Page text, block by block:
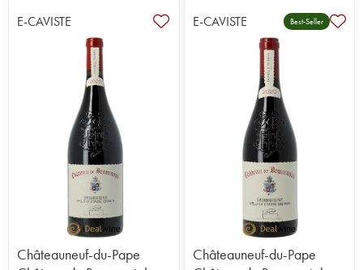
E-CAVISTE
Châteauneuf-du-Pape
E-CAVISTE Best-Seller
Châteauneuf-du-Pape